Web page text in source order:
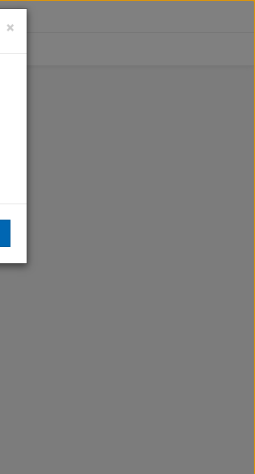
×